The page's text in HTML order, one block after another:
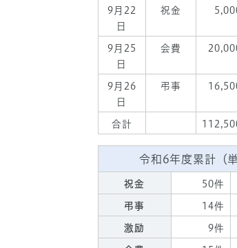
9月22
日
祝金
9月25
日
会費
9月26
日
弔事
合計
令和6年度累計（
祝金 50件
弔事 14件
激励 9件